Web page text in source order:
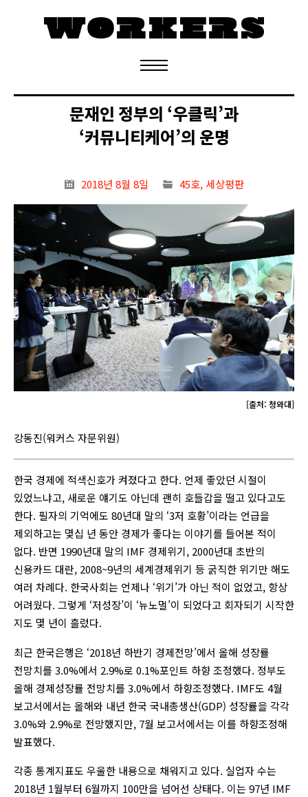
정기구독 신청
문재인 정부의 ‘우클릭’과
‘커뮤니티케어’의 운명
2018년 8월 8일 45호, 세상평판
[출처: 청와대]
강동진(워커스 자문위원)
한국 경제에 적색신호가 켜졌다고 한다. 언제 좋았던 시절이
있었느냐고, 새로운 얘기도 아닌데 괜히 호들갑을 떨고 있다고도
한다. 필자의 기억에도 80년대 말의 ‘3저 호황’이라는 언급을
제외하고는 몇십 년 동안 경제가 좋다는 이야기를 들어본 적이
없다. 반면 1990년대 말의 IMF 경제위기, 2000년대 초반의
신용카드 대란, 2008~9년의 세계경제위기 등 굵직한 위기만 해도
여러 차례다. 한국사회는 언제나 ‘위기’가 아닌 적이 없었고, 항상
어려웠다. 그렇게 ‘저성장’이 ‘뉴노멀’이 되었다고 회자되기 시작한
지도 몇 년이 흘렀다.
최근 한국은행은 ‘2018년 하반기 경제전망’에서 올해 성장률
전망치를 3.0%에서 2.9%로 0.1%포인트 하향 조정했다. 정부도
올해 경제성장률 전망치를 3.0%에서 하향조정했다. IMF도 4월
보고서에서는 올해와 내년 한국 국내총생산(GDP) 성장률을 각각
3.0%와 2.9%로 전망했지만, 7월 보고서에서는 이를 하향조정해
발표했다.
각종 통계지표도 우울한 내용으로 채워지고 있다. 실업자 수는
2018년 1월부터 6월까지 100만을 넘어선 상태다. 이는 97년 IMF